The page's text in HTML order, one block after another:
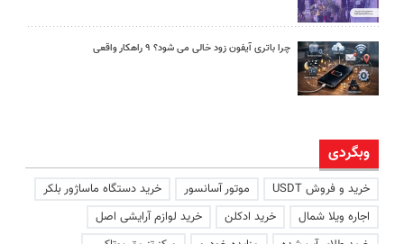
چرا باتری آیفون زود خالی می شود؟ ۹ راهکار واقعی
وبگردی
خرید و فروش USDT موتور آسانسور
خرید دستگاه ماساژور بلکر
اجاره ویلا شمال
خرید ادکلن
خرید لوازم آرایشی اصل